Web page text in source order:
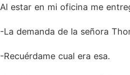
Al estar en mi oficina me
-La demanda de la señora
-Recuérdame cual era esa.